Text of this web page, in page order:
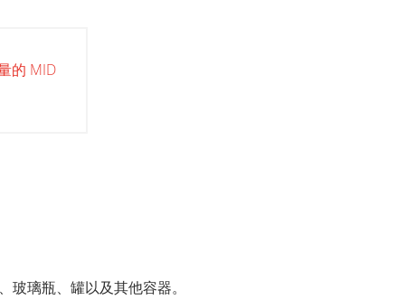
的 MID
玻璃瓶、罐以及其他容器。